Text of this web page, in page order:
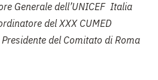
Generale dell’UNICEF Italia
del XXX CUMED
Presidente del Comitato di Roma